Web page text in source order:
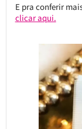
E pra conferir
clicar aqui.